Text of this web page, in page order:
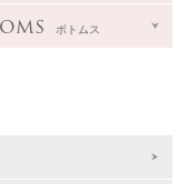
ボトムス